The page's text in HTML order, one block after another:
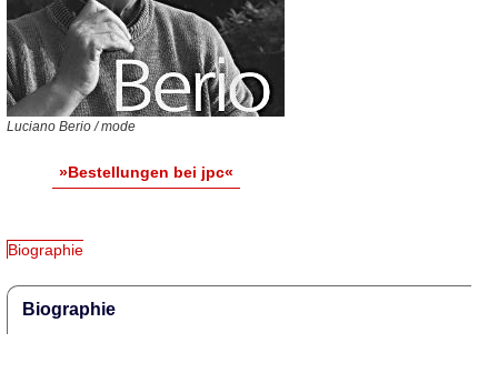
Luciano Berio / mode
»Bestellungen bei jpc«
Biographie
Biographie